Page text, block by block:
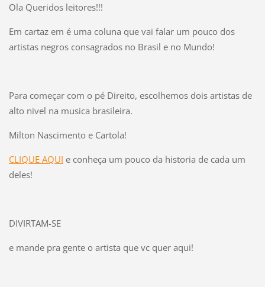
Ola Queridos leitores!!!
Em cartaz em é uma coluna que vai falar um pouco dos
artistas negros consagrados no Brasil e no Mundo!
Para começar com o pé Direito, escolhemos dois artistas de
alto nivel na musica brasileira.
Milton Nascimento e Cartola!
CLIQUE AQUI e conheça um pouco da historia de cada um
deles!
DIVIRTAM-SE
e mande pra gente o artista que vc quer aqui!